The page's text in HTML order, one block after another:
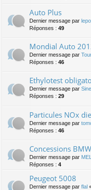
Auto Plus
Dernier message par
Réponses : 49
Mondial Auto
Dernier message par
Réponses : 46
Ethylotest
Dernier message par Sine
Réponses : 29
Particules NOx
Dernier message par
Réponses : 46
Concessions
Dernier message par
Réponses : 4
Peugeot 5008
Dernier message par flal